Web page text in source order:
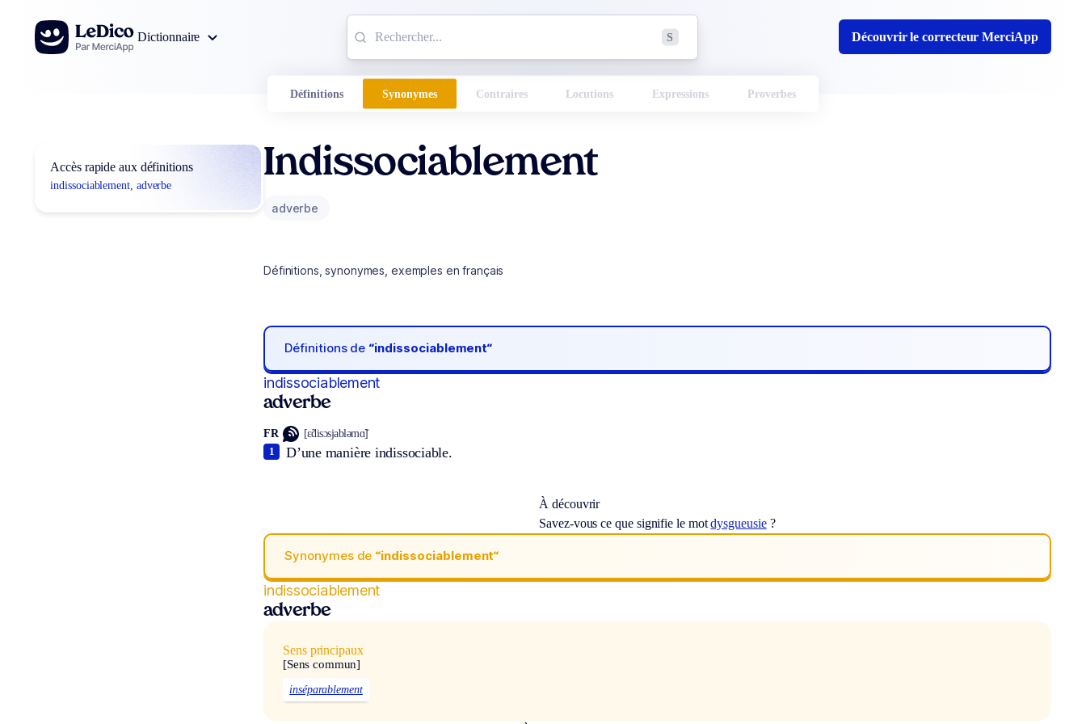
Aller au contenu
Dictionnaire
S Découvrir le correcteur MerciApp
Définitions Synonymes Contraires Locutions Expressions Proverbes
Accès rapide aux définitions
indissociablement, adverbe
Indissociablement
adverbe
Définitions, synonymes, exemples en français
Définitions de “indissociablement“
indissociablement
adverbe
FR [ɛ̃disɔsjabləmɑ̃]
D’une manière indissociable.
1
À découvrir
Savez-vous ce que signifie le motdysgueusie?
Synonymes de “indissociablement“
indissociablement
adverbe
Sens principaux
[Sens commun]
inséparablement